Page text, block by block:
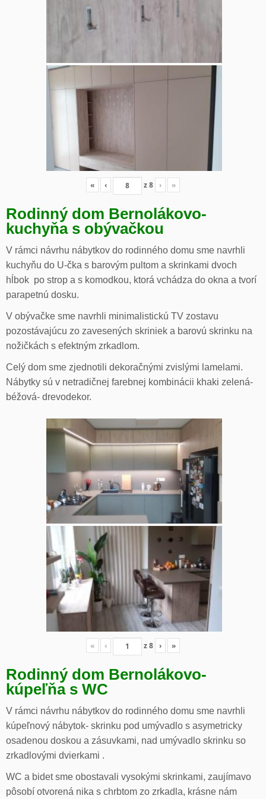
« ‹ z8 › »
Rodinný dom Bernolákovo-
kuchyňa s obývačkou
V rámci návrhu nábytkov do rodinného domu sme navrhli
kuchyňu do U-čka s barovým pultom a skrinkami dvoch
hĺbok po strop a s komodkou, ktorá vchádza do okna a tvorí
parapetnú dosku.
V obývačke sme navrhli minimalistickú TV zostavu
pozostávajúcu zo zavesených skriniek a barovú skrinku na
nožičkách s efektným zrkadlom.
Celý dom sme zjednotili dekoračnými zvislými lamelami.
Nábytky sú v netradičnej farebnej kombinácii khaki zelená-
béžová- drevodekor.
« ‹ z8 › »
Rodinný dom Bernolákovo-
kúpeľňa s WC
V rámci návrhu nábytkov do rodinného domu sme navrhli
kúpeľnový nábytok- skrinku pod umývadlo s asymetricky
osadenou doskou a zásuvkami, nad umývadlo skrinku so
zrkadlovými dvierkami .
WC a bidet sme obostavali vysokými skrinkami, zaujímavo
pôsobí otvorená nika s chrbtom zo zrkadla, krásne nám